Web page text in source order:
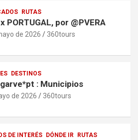
RUTAS
PORTUGAL, por @PVERA
de 2026 360tours
DESTINOS
: Municipios
de 2026 360tours
DE INTERÉS DÓNDE IR RUTAS